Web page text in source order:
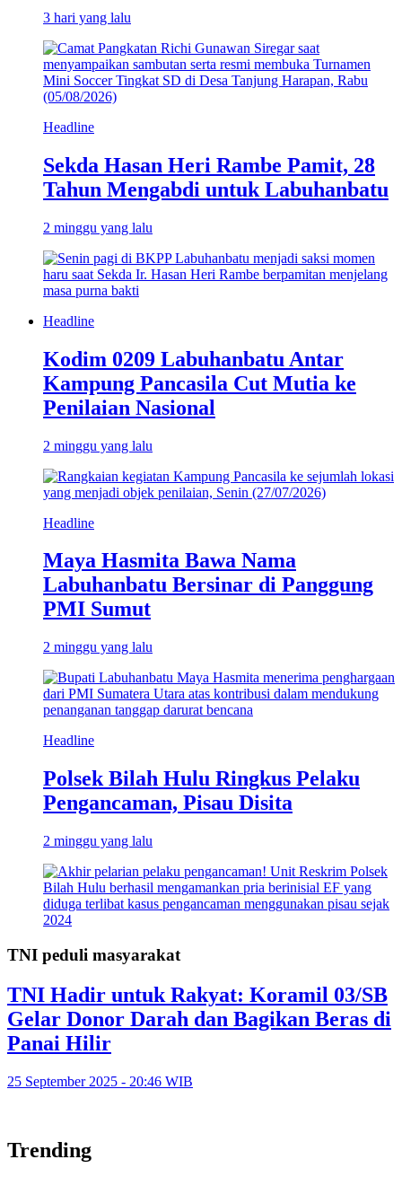
3 hari yang lalu
Headline
Sekda Hasan Heri Rambe Pamit, 28
Tahun Mengabdi untuk Labuhanbatu
2 minggu yang lalu
Headline
Kodim 0209 Labuhanbatu Antar
Kampung Pancasila Cut Mutia ke
Penilaian Nasional
2 minggu yang lalu
Headline
Maya Hasmita Bawa Nama
Labuhanbatu Bersinar di Panggung
PMI Sumut
2 minggu yang lalu
Headline
Polsek Bilah Hulu Ringkus Pelaku
Pengancaman, Pisau Disita
2 minggu yang lalu
TNI peduli masyarakat
TNI Hadir untuk Rakyat: Koramil 03/SB
Gelar Donor Darah dan Bagikan Beras di
Panai Hilir
25 September 2025 - 20:46 WIB
Trending